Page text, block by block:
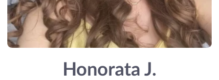
Honorata J.